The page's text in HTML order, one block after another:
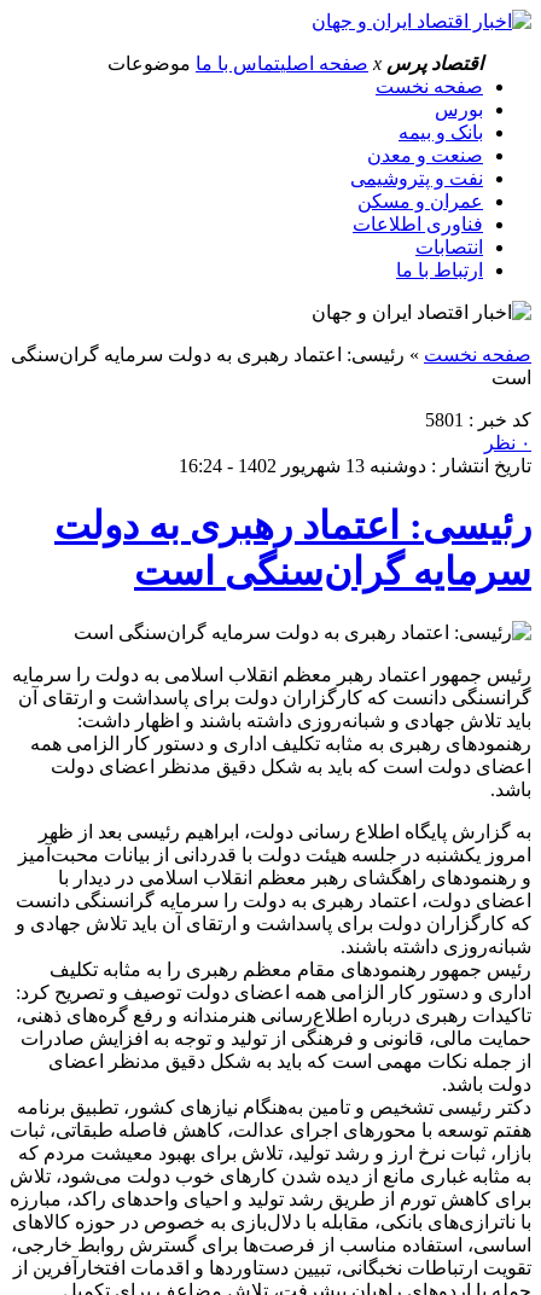
اقتصاد پرس x صفحه اصلیتماس با ما موضوعات
صفحه نخست
بورس
بانک و بیمه
صنعت و معدن
نفت و پتروشیمی
عمران و مسکن
فناوری اطلاعات
انتصابات
ارتباط با ما
صفحه نخست » رئیسی: اعتماد رهبری به دولت سرمایه گران‌سنگی
است
کد خبر : 5801
۰ نظر
تاریخ انتشار : دوشنبه 13 شهریور 1402 - 16:24
رئیسی: اعتماد رهبری به دولت
سرمایه گران‌سنگی است
رئیس جمهور اعتماد رهبر معظم انقلاب اسلامی به دولت را سرمایه
گرانسنگی دانست که کارگزاران دولت برای پاسداشت و ارتقای آن
باید تلاش جهادی و شبانه‌روزی داشته باشند و اظهار داشت:
رهنمودهای رهبری به مثابه تکلیف اداری و دستور کار الزامی همه
اعضای دولت است که باید به شکل دقیق مدنظر اعضای دولت
باشد.
به گزارش پایگاه اطلاع رسانی دولت، ابراهیم رئیسی بعد از ظهر
امروز یکشنبه در جلسه هیئت دولت با قدردانی از بیانات محبت‌آمیز
و رهنمودهای راهگشای رهبر معظم انقلاب اسلامی در دیدار با
اعضای دولت، اعتماد رهبری به دولت را سرمایه گرانسنگی دانست
که کارگزاران دولت برای پاسداشت و ارتقای آن باید تلاش جهادی و
شبانه‌روزی داشته باشند.
رئیس جمهور رهنمودهای مقام معظم رهبری را به مثابه تکلیف
اداری و دستور کار الزامی همه اعضای دولت توصیف و تصریح کرد:
تاکیدات رهبری درباره اطلاع‌رسانی هنرمندانه و رفع گره‌های ذهنی،
حمایت مالی، قانونی و فرهنگی از تولید و توجه به افزایش صادرات
از جمله نکات مهمی است که باید به شکل دقیق مدنظر اعضای
دولت باشد.
دکتر رئیسی تشخیص و تامین به‌هنگام نیازهای کشور، تطبیق برنامه
هفتم توسعه با محورهای اجرای عدالت، کاهش فاصله طبقاتی، ثبات
بازار، ثبات نرخ ارز و رشد تولید، تلاش برای بهبود معیشت مردم که
به مثابه غباری مانع از دیده شدن کارهای خوب دولت می‌شود، تلاش
برای کاهش تورم از طریق رشد تولید و احیای واحدهای راکد، مبارزه
با ناترازی‌های بانکی، مقابله با دلال‌بازی به خصوص در حوزه کالاهای
اساسی، استفاده مناسب از فرصت‌ها برای گسترش روابط خارجی،
تقویت ارتباطات نخبگانی، تبیین دستاوردها و اقدمات افتخارآفرین از
جمله با اردوهای راهیان پیشرفت، تلاش مضاعف برای تکمیل